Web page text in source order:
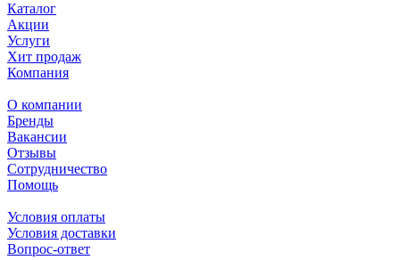
Каталог
Акции
Услуги
Хит продаж
Компания
О компании
Бренды
Вакансии
Отзывы
Сотрудничество
Помощь
Условия оплаты
Условия доставки
Вопрос-ответ